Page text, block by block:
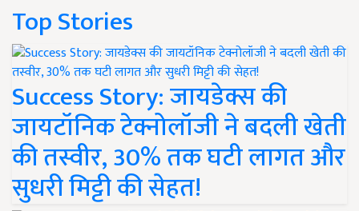
Top Stories
Success Story: जायडेक्स की
जायटॉनिक टेक्नोलॉजी ने बदली खेती
की तस्वीर, 30% तक घटी लागत और
सुधरी मिट्टी की सेहत!